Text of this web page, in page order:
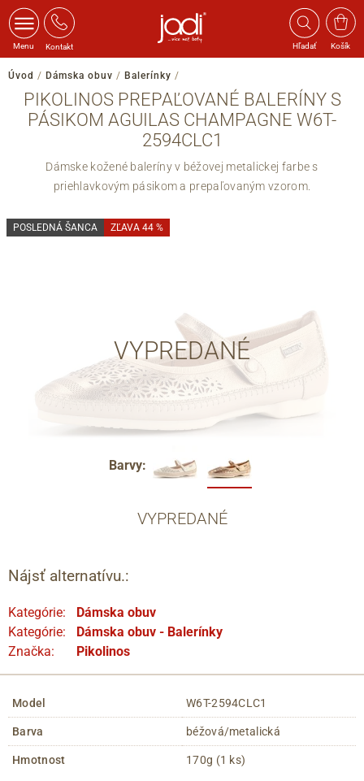
Menu Kontakt Hľadať Košík
Úvod / Dámska obuv / Balerínky /
PIKOLINOS PREPAĽOVANÉ BALERÍNY S
PÁSIKOM AGUILAS CHAMPAGNE W6T-
2594CLC1
Dámske kožené baleríny v béžovej metalickej farbe s
priehlavkovým pásikom a prepaľovaným vzorom.
VYPREDANÉ
POSLEDNÁ ŠANCA ZĽAVA 44 %
Barvy:
VYPREDANÉ
Nájsť alternatívu.:
Kategórie:
Dámska obuv
Kategórie:
Dámska obuv - Balerínky
Značka:
Pikolinos
Model W6T-2594CLC1
Barva béžová/metalická
Hmotnost 170g (1 ks)